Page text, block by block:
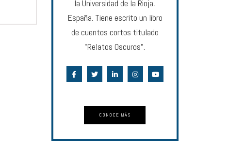
la Universidad de la Rioja,
España. Tiene escrito un libro
de cuentos cortos titulado
"Relatos Oscuros".
CONOCE MÁS